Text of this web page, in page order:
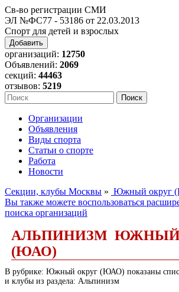
Св-во регистрации СМИ
ЭЛ №ФС77 - 53186 от 22.03.2013
Спорт для детей и взрослых
Добавить
организаций: 12750
Объявлений: 2069
секций: 44463
отзывов: 5219
Организации
Объявления
Виды спорта
Статьи о спорте
Работа
Новости
Секции, клубы Москвы » Южный округ
Вы также можете воспользоваться
поиска организаций
АЛЬПИНИЗМ ЮЖНЫЙ
(ЮАО)
В рубрике: Южный округ (ЮАО) показаны
и клубы из раздела: Альпинизм